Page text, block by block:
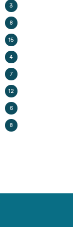
3
8
15
4
7
12
6
8